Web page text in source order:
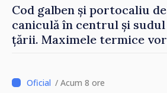
Cod galben și portocaliu de
caniculă în centrul și sudul
țării. Maximele termice vor
/ Acum 8 ore